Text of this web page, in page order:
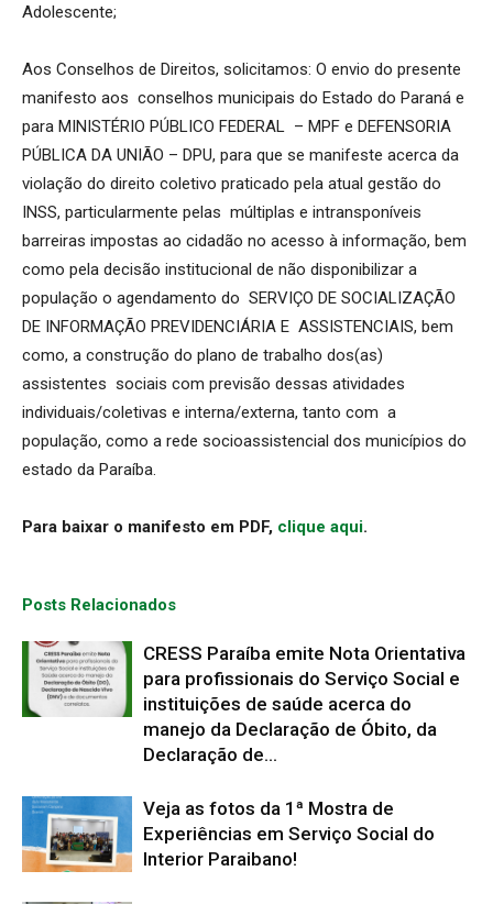
Adolescente;
Aos Conselhos de Direitos, solicitamos: O envio do presente
manifesto aos conselhos municipais do Estado do Paraná e
para MINISTÉRIO PÚBLICO FEDERAL – MPF e DEFENSORIA
PÚBLICA DA UNIÃO – DPU, para que se manifeste acerca da
violação do direito coletivo praticado pela atual gestão do
INSS, particularmente pelas múltiplas e intransponíveis
barreiras impostas ao cidadão no acesso à informação, bem
como pela decisão institucional de não disponibilizar a
população o agendamento do SERVIÇO DE SOCIALIZAÇÃO
DE INFORMAÇÃO PREVIDENCIÁRIA E ASSISTENCIAIS, bem
como, a construção do plano de trabalho dos(as)
assistentes sociais com previsão dessas atividades
individuais/coletivas e interna/externa, tanto com a
população, como a rede socioassistencial dos municípios do
estado da Paraíba.
Para baixar o manifesto em PDF, clique aqui.
Posts Relacionados
CRESS Paraíba emite Nota Orientativa
para profissionais do Serviço Social e
instituições de saúde acerca do
manejo da Declaração de Óbito, da
Declaração de...
Veja as fotos da 1ª Mostra de
Experiências em Serviço Social do
Interior Paraibano!